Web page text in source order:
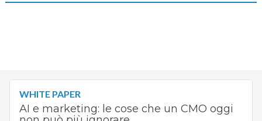
WHITE PAPER
AI e marketing: le cose che un CMO oggi